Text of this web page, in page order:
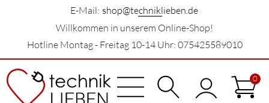
E-Mail: shop@techniklieben.de
Willkommen in unserem Online-Shop!
Hotline Montag - Freitag 10-14 Uhr: 075425589010
0